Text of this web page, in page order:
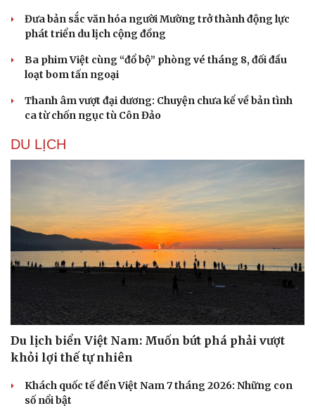
Đưa bản sắc văn hóa người Mường trở thành động lực
phát triển du lịch cộng đồng
Ba phim Việt cùng “đổ bộ” phòng vé tháng 8, đối đầu
loạt bom tấn ngoại
Thanh âm vượt đại dương: Chuyện chưa kể về bản tình
ca từ chốn ngục tù Côn Đảo
DU LỊCH
Du lịch biển Việt Nam: Muốn bứt phá phải vượt
khỏi lợi thế tự nhiên
Khách quốc tế đến Việt Nam 7 tháng 2026: Những con
số nổi bật